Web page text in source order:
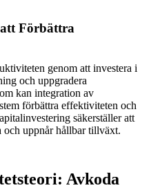
Förbättra
genom att investera i
och uppgradera
kan integration av
förbättra effektiviteten och
säkerställer att
uppnår hållbar tillväxt.
Avkoda